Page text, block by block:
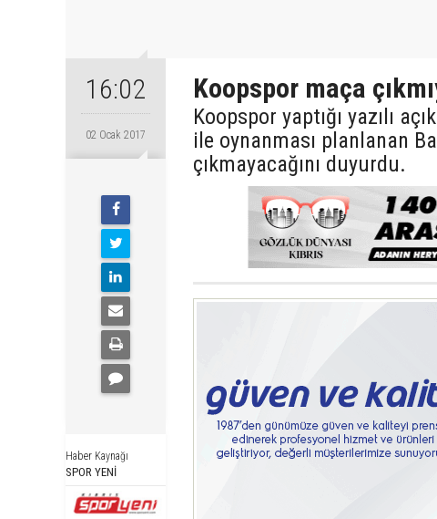
16:02
02 Ocak 2017
Haber Kaynağı
SPOR YENİ
Koopspor maça
Koopspor yaptığı yazılı
ile oynanması planlanan
çıkmayacağını duyurdu.